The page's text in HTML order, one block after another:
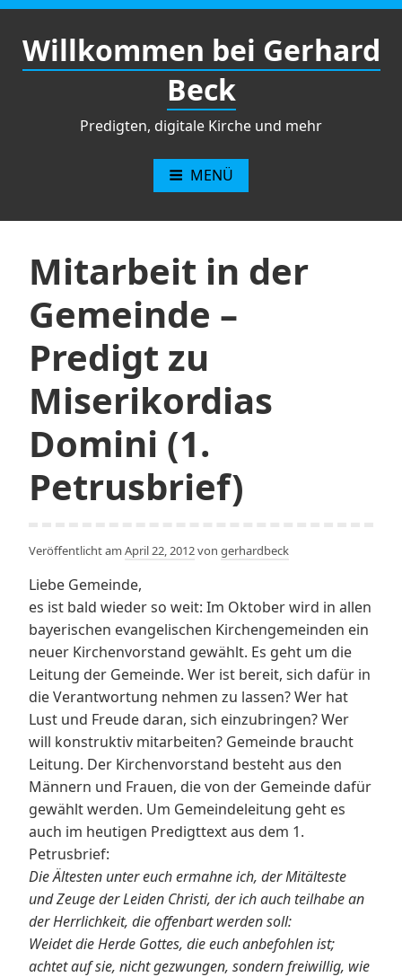
Zum
springen
Willkommen bei Gerhard
Beck
Predigten, digitale Kirche und mehr
MENÜ
Mitarbeit in der
Gemeinde –
Predigt zu
Miserikordias
Domini (1.
Petrusbrief)
Veröffentlicht am April 22, 2012von gerhardbeck
Liebe Gemeinde,
es ist bald wieder so weit: Im Oktober wird in allen
bayerischen evangelischen Kirchengemeinden ein
neuer Kirchenvorstand gewählt. Es geht um die
Leitung der Gemeinde. Wer ist bereit, sich dafür in
die Verantwortung nehmen zu lassen? Wer hat
Lust und Freude daran, sich einzubringen? Wer
will konstruktiv mitarbeiten? Gemeinde braucht
Leitung. Der Kirchenvorstand besteht aus den
Männern und Frauen, die von der Gemeinde dafür
gewählt werden. Um Gemeindeleitung geht es
auch im heutigen Predigttext aus dem 1.
Petrusbrief:
Die Ältesten unter euch ermahne ich, der Mitälteste
und Zeuge der Leiden Christi, der ich auch teilhabe an
der Herrlichkeit, die offenbart werden soll:
Weidet die Herde Gottes, die euch anbefohlen ist;
achtet auf sie, nicht gezwungen, sondern freiwillig, wie